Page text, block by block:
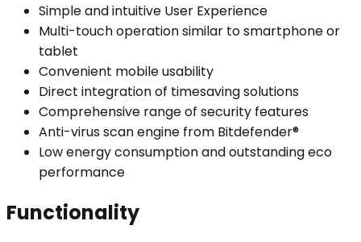
Simple and intuitive User Experience
Multi-touch operation similar to smartphone or
tablet
Convenient mobile usability
Direct integration of timesaving solutions
Comprehensive range of security features
Anti-virus scan engine from Bitdefender®
Low energy consumption and outstanding eco
performance
Functionality